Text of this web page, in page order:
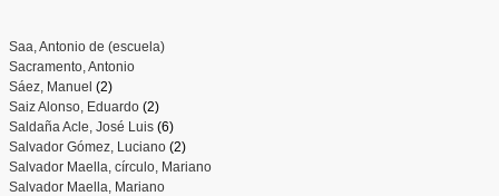
Saa, Antonio de (escuela)
Sacramento, Antonio
Sáez, Manuel (2)
Saiz Alonso, Eduardo(2)
Saldaña Acle, José Luis(6)
Salvador Gómez, Luciano(2)
Salvador Maella, círculo, Mariano
Salvador Maella, Mariano